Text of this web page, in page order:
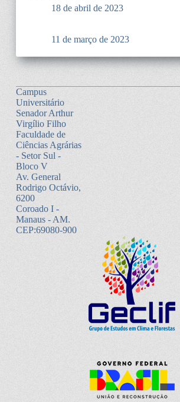
18 de abril de 2023
11 de março de 2023
Campus
Universitário
Senador Arthur
Virgílio Filho
Faculdade de
Ciências Agrárias
- Setor Sul -
Bloco V
Av. General
Rodrigo Octávio,
6200
Coroado I -
Manaus - AM.
CEP:69080-900